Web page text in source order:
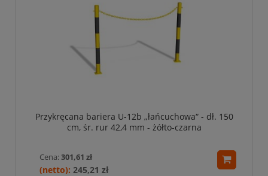
Przykręcana bariera U-12b „łańcuchowa“ - dł. 150
cm, śr. rur 42,4 mm - żółto-czarna
Cena:301,61 zł
245,21 zł